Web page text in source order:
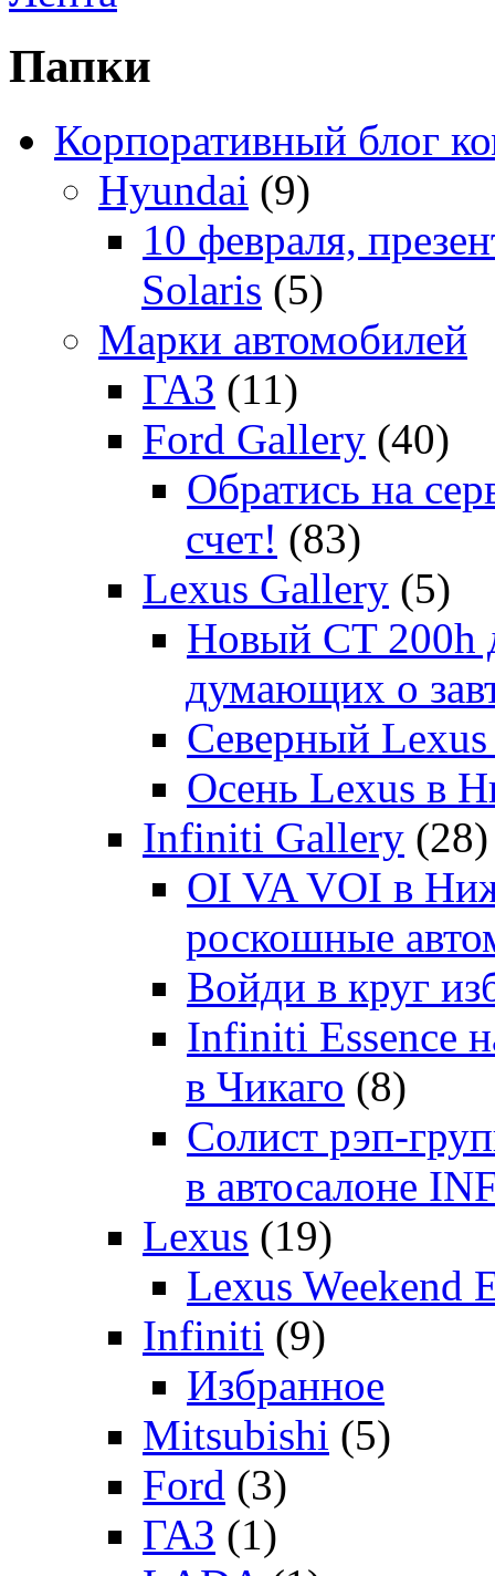
Папки
Корпоративный блог
Hyundai (9)
10 февраля,
Solaris (5)
Марки автомобилей
ГАЗ (11)
Ford Gallery (40)
Обратись на
счет! (83)
Lexus Gallery (5)
Новый CT 200h
думающих о
Северный Lexus
Осень Lexus в
Infiniti Gallery (28)
OI VA VOI в
роскошные
Войди в круг
Infiniti Essence
в Чикаго (8)
Солист рэп-
в автосалоне
Lexus (19)
Lexus Weekend
Infiniti (9)
Избранное
Mitsubishi (5)
Ford (3)
ГАЗ (1)